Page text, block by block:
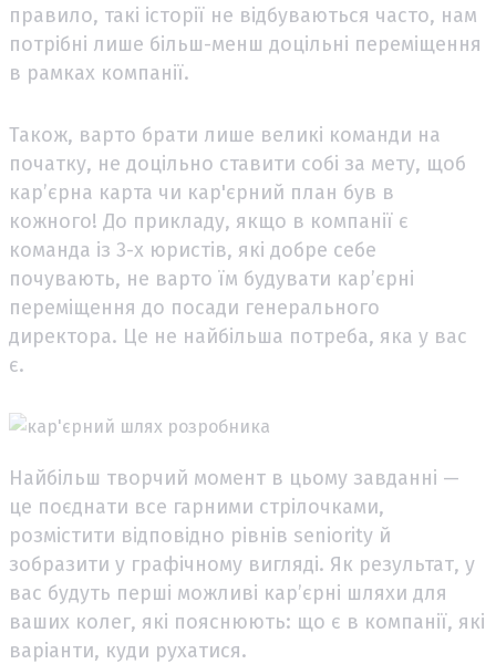
правило, такі історії не відбуваються часто, нам
потрібні лише більш-менш доцільні переміщення
в рамках компанії.
Також, варто брати лише великі команди на
початку, не доцільно ставити собі за мету, щоб
кар’єрна карта чи кар'єрний план був в
кожного! До прикладу, якщо в компанії є
команда із 3-х юристів, які добре себе
почувають, не варто їм будувати кар’єрні
переміщення до посади генерального
директора. Це не найбільша потреба, яка у вас
є.
Найбільш творчий момент в цьому завданні —
це поєднати все гарними стрілочками,
розмістити відповідно рівнів seniority й
зобразити у графічному вигляді. Як результат, у
вас будуть перші можливі кар’єрні шляхи для
ваших колег, які пояснюють: що є в компанії, які
варіанти, куди рухатися.